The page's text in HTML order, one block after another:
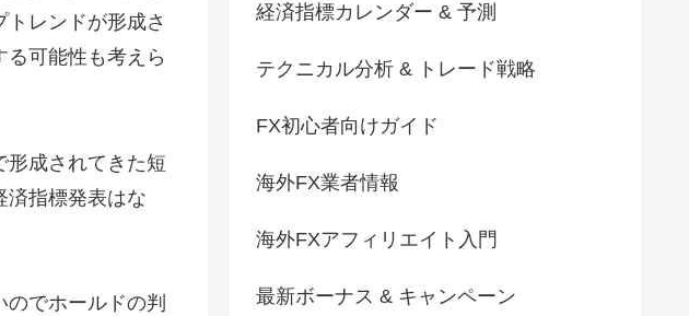
レンドが形成さ
可能性も考えら
形成されてきた短
済指標発表はな
でホールドの判
経済指標カレンダー & 予測
テクニカル分析 & トレード戦略
FX初心者向けガイド
海外FX業者情報
海外FXアフィリエイト入門
最新ボーナス & キャンペーン